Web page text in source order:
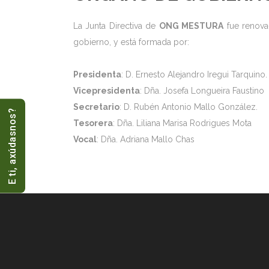
La Junta Directiva de ONG MESTURA fue
gobierno, y está formada por:
Presidenta: D. Ernesto Alejandro Iregui Tarquino.
Vicepresidenta: Dña. Josefa Longueira Faustino
Secretario: D. Rubén Antonio Mallo González.
Tesorera: Dña. Liliana Marisa Rodrigues Mota
Vocal: Dña. Adriana Mallo Chas
E ti, axúdasnos?